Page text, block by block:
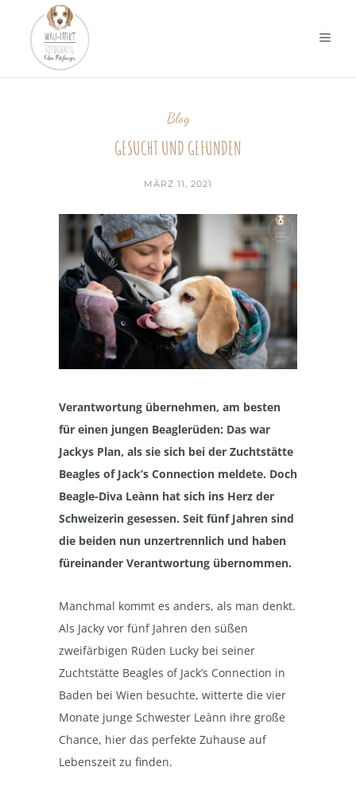
Blog
GESUCHT UND GEFUNDEN
MÄRZ 11, 2021
Verantwortung übernehmen, am besten
für einen jungen Beaglerüden: Das war
Jackys Plan, als sie sich bei der Zuchtstätte
Beagles of Jack’s Connection meldete. Doch
Beagle-Diva Leànn hat sich ins Herz der
Schweizerin gesessen. Seit fünf Jahren sind
die beiden nun unzertrennlich und haben
füreinander Verantwortung übernommen.
Manchmal kommt es anders, als man denkt.
Als Jacky vor fünf Jahren den süßen
zweifärbigen Rüden Lucky bei seiner
Zuchtstätte Beagles of Jack’s Connection in
Baden bei Wien besuchte, witterte die vier
Monate junge Schwester Leànn ihre große
Chance, hier das perfekte Zuhause auf
Lebenszeit zu finden.